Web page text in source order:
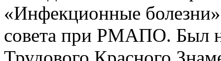
«Инфекционные
совета при РМАПО. Был